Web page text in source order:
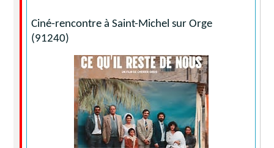
Ciné-rencontre à Saint-Michel sur Orge
(91240)